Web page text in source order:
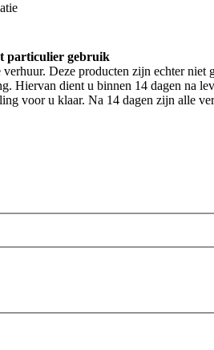
particulier gebruik
Deze producten zijn echter niet
Hiervan dient u binnen 14 dagen na
voor u klaar. Na 14 dagen zijn alle